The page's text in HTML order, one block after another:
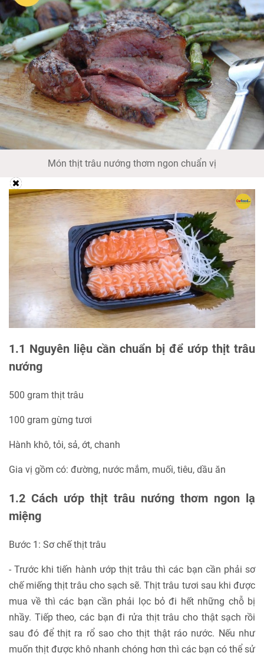
Món thịt trâu nướng thơm ngon chuẩn vị
1.1 Nguyên liệu cần chuẩn bị để ướp thịt trâu
nướng
500 gram thịt trâu
100 gram gừng tươi
Hành khô, tỏi, sả, ớt, chanh
Gia vị gồm có: đường, nước mắm, muối, tiêu, dầu ăn
1.2 Cách ướp thịt trâu nướng thơm ngon lạ
miệng
Bước 1: Sơ chế thịt trâu
- Trước khi tiến hành ướp thịt trâu thì các bạn cần phải sơ
chế miếng thịt trâu cho sạch sẽ. Thịt trâu tươi sau khi được
mua về thì các bạn cần phải lọc bỏ đi hết những chỗ bị
nhầy. Tiếp theo, các bạn đi rửa thịt trâu cho thật sạch rồi
sau đó để thịt ra rổ sao cho thịt thật ráo nước. Nếu như
muốn thịt được khô nhanh chóng hơn thì các bạn có thể sử